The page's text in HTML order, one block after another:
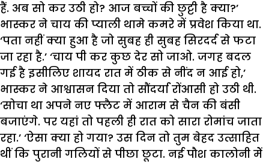
हैं. अब सो कर उठी हो? आज बच्चों की छुट्टी है क्या?’
भास्कर ने चाय की प्याली थामे कमरे में प्रवेश किया था.
‘पता नहीं क्या हुआ है जो सुबह ही सुबह सिरदर्द से फटा
जा रहा है.’ ‘चाय पी कर कुछ देर सो जाओ. जगह बदल
गई है इसीलिए शायद रात में ठीक से नींद न आई हो,’
भास्कर ने आश्वासन दिया तो सौंदर्या रोंआसी हो उठी थी.
‘सोचा था अपने नए फ्लैट में आराम से चैन की बंसी
बजाएंगे. पर यहां तो पहली ही रात को सारा रोमांच जाता
रहा.’ ‘ऐसा क्या हो गया? उस दिन तो तुम बेहद उत्साहित
थीं कि पुरानी गलियों से पीछा छूटा. नई पौश कालोनी मेें